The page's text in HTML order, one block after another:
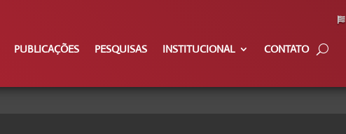
PUBLICAÇÕES PESQUISAS INSTITUCIONAL CONTATO